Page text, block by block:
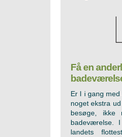
Få en
Er I i gang
noget ekstra
besøge,
badeværelse.
landets